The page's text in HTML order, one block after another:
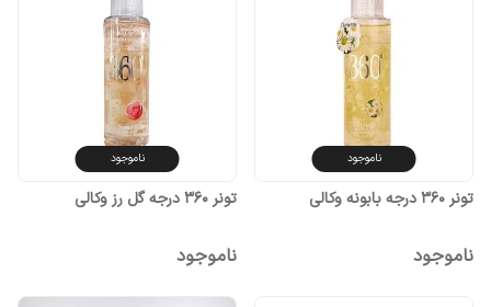
ناموجود
تونر 360 درجه بابونه وکالی
ناموجود
ناموجود
تونر 360 درجه گل رز وکالی
ناموجود